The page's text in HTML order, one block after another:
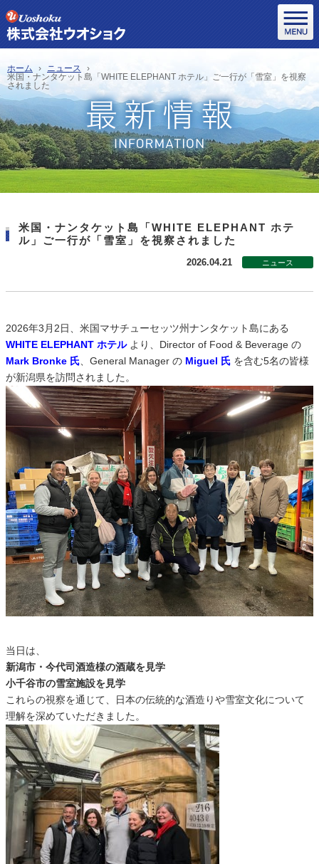
ホーム
ニュース
米国・ナンタケット島「WHITE ELEPHANT ホテル」ご一行が「雪室」を視察
されました
米国・ナンタケット島「WHITE ELEPHANT ホテ
ル」ご一行が「雪室」を視察されました
2026.04.21 ニュース
2026年3月2日、米国マサチューセッツ州ナンタケット島にある
WHITE ELEPHANT ホテルより、Director of Food & Beverage の
Mark Bronke 氏 、General Manager の Miguel 氏 を含む5名の皆様
が新潟県を訪問されました。
当日は、
新潟市・今代司酒造様の酒蔵を見学
小千谷市の雪室施設を見学
これらの視察を通じて、日本の伝統的な酒造りや雪室文化について
理解を深めていただきました。